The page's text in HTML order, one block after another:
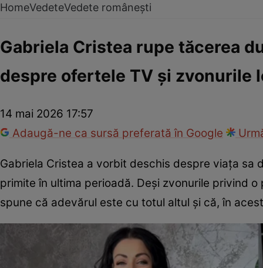
HomeVedeteVedete românești
Gabriela Cristea rupe tăcerea
despre ofertele TV și zvonurile
14 mai 2026 17:57
Adaugă-ne ca sursă preferată în Google
Gabriela Cristea a vorbit deschis despre viața sa
primite în ultima perioadă. Deși zvonurile privind
spune că adevărul este cu totul altul și că, în